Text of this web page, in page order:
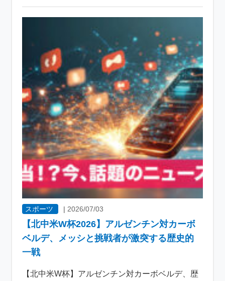
スポーツ | 2026/07/03
【北中米W杯2026】アルゼンチン対カーボ
ベルデ、メッシと挑戦者が激突する歴史的
一戦
【北中米W杯】アルゼンチン対カーボベルデ、歴